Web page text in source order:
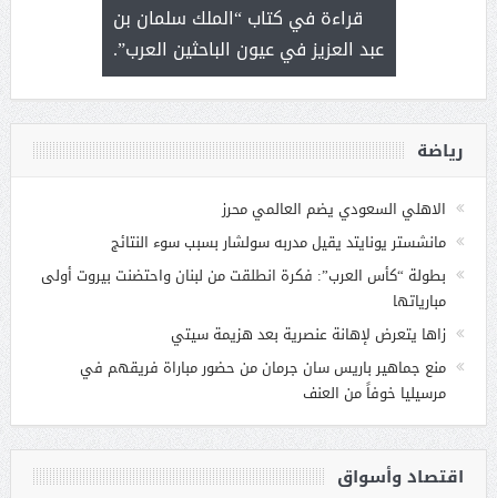
قراءة في كتاب “الملك سلمان بن
عبد العزيز في عيون الباحثين العرب”.
رياضة
الاهلي السعودي يضم العالمي محرز
مانشستر يونايتد يقيل مدربه سولشار بسبب سوء النتائج
بطولة “كأس العرب”: فكرة انطلقت من لبنان واحتضنت بيروت أولى
مبارياتها
زاها يتعرض لإهانة عنصرية بعد هزيمة سيتي
منع جماهير باريس سان جرمان من حضور مباراة فريقهم في
مرسيليا خوفاً من العنف
اقتصاد وأسواق